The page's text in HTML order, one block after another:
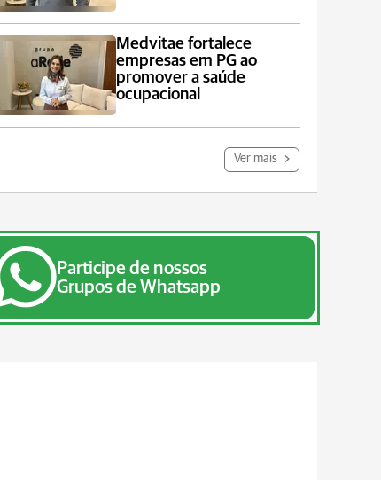
Medvitae fortalece
empresas em PG ao
promover a saúde
ocupacional
Ver mais
Participe de nossos
Grupos de Whatsapp